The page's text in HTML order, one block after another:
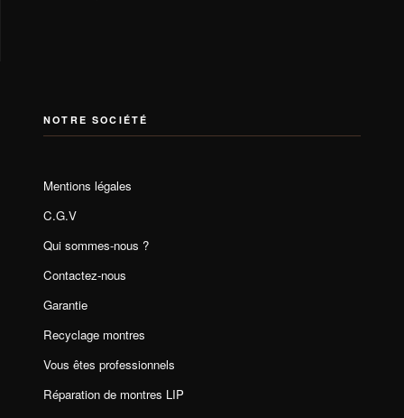
NOTRE SOCIÉTÉ
Mentions légales
C.G.V
Qui sommes-nous ?
Contactez-nous
Garantie
Recyclage montres
Vous êtes professionnels
Réparation de montres LIP